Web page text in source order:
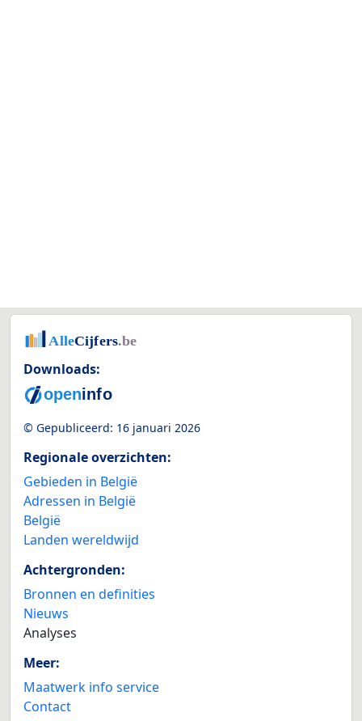
Downloads:
© Gepubliceerd: 16 januari 2026
Regionale overzichten:
Gebieden in België
Adressen in België
België
Landen wereldwijd
Achtergronden:
Bronnen en definities
Nieuws
Analyses
Meer:
Maatwerk info service
Contact